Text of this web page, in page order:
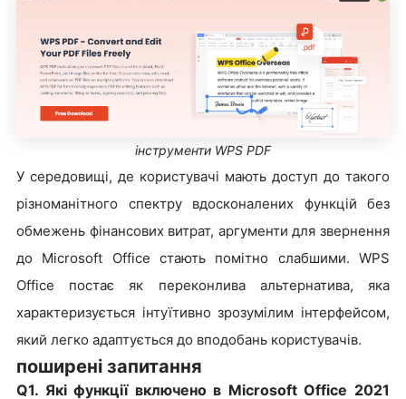
інструменти WPS PDF
У середовищі, де користувачі мають доступ до такого
різноманітного спектру вдосконалених функцій без
обмежень фінансових витрат, аргументи для звернення
до Microsoft Office стають помітно слабшими. WPS
Office постає як переконлива альтернатива, яка
характеризується інтуїтивно зрозумілим інтерфейсом,
який легко адаптується до вподобань користувачів.
поширені запитання
Q1. Які функції включено в Microsoft Office 2021